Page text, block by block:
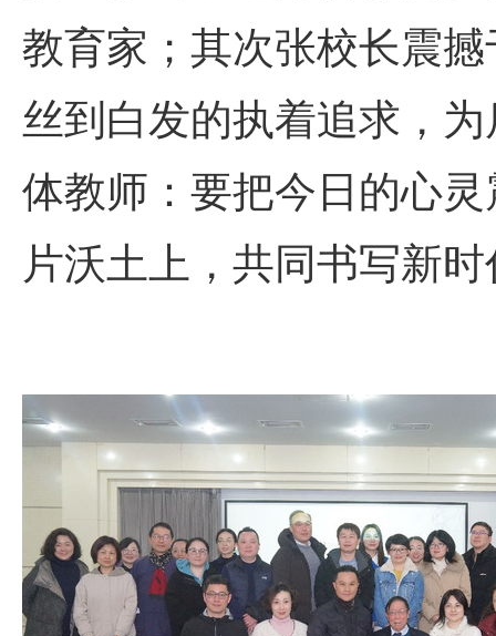
教育家；其次张校长震
丝到白发的执着追求，
体教师：要把今日的心
片沃土上，共同书写新